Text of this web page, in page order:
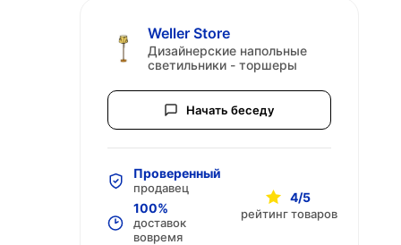
Weller Store
Дизайнерские напольные
светильники - торшеры
Начать беседу
Проверенный
продавец
100%
доставок
вовремя
4/5
рейтинг товаров